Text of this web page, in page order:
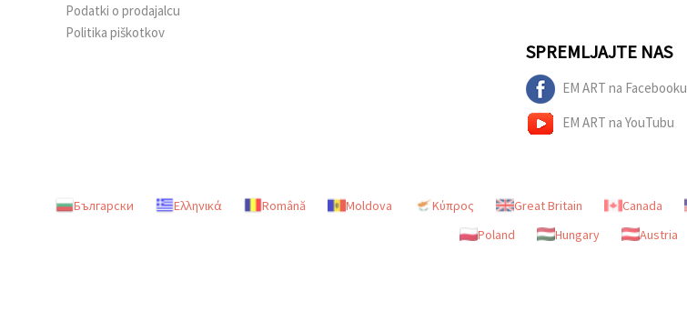
Podatki o prodajalcu
Politika piškotkov
SPREMLJAJTE NAS
EM ART na Facebooku
EM ART na YouTubu
Български Ελληνικά Română Moldova Κύπρος Great Britain Canada
Poland
Hungary Austria